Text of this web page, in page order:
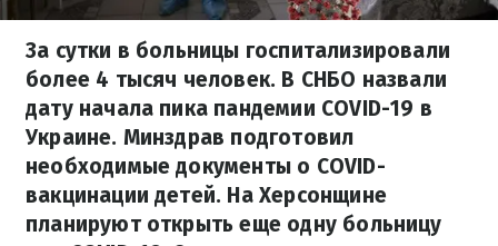
За сутки в больницы госпитализировали
более 4 тысяч человек. В СНБО назвали
дату начала пика пандемии COVID-19 в
Украине. Минздрав подготовил
необходимые документы о COVID-
вакцинации детей. На Херсонщине
планируют открыть еще одну больницу